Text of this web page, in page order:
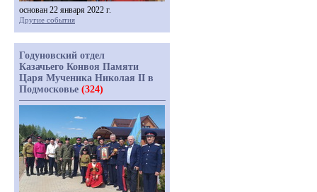
основан 22 января 2022 г.
Другие события
Годуновский отдел
Казачьего Конвоя Памяти
Царя Мученика Николая II в
Подмосковье (324)